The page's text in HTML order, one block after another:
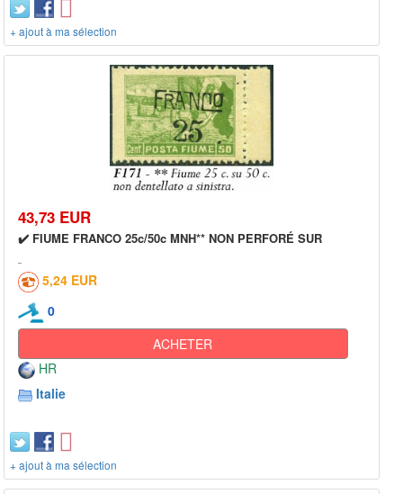
+ ajout à ma sélection
43,73 EUR
✔️ FIUME FRANCO 25c/50c MNH** NON PERFORÉ SUR
5,24 EUR
0
ACHETER
HR
Italie
+ ajout à ma sélection